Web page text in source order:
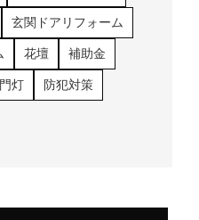
玄関ドアリフォーム
花壇 補助金
門灯 防犯対策